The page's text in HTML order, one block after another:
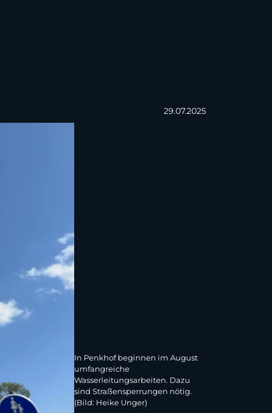
29.07.2025
In Penkhof beginnen im August
umfangreiche
Wasserleitungsarbeiten. Dazu
sind Straßensperrungen nötig.
(Bild: Heike Unger)